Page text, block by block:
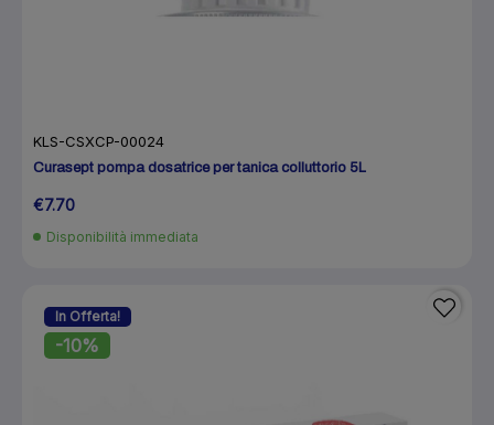
KLS-CSXCP-00024
Curasept pompa dosatrice per tanica colluttorio 5L
€7.70
Disponibilità immediata
In Offerta!
-10%